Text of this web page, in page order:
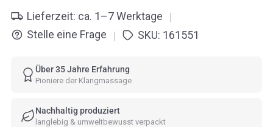
Lieferzeit: ca. 1–7 Werktage
|
Stelle eine Frage
| SKU: 161551
Über 35 Jahre Erfahrung
Pioniere der Klangmassage
Nachhaltig produziert
langlebig & umweltbewusst verpackt